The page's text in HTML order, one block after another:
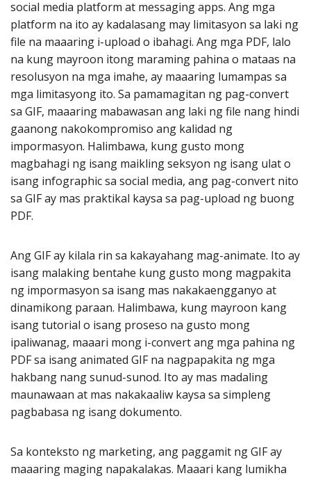
social media platform at messaging apps. Ang mga
platform na ito ay kadalasang may limitasyon sa laki ng
file na maaaring i-upload o ibahagi. Ang mga PDF, lalo
na kung mayroon itong maraming pahina o mataas na
resolusyon na mga imahe, ay maaaring lumampas sa
mga limitasyong ito. Sa pamamagitan ng pag-convert
sa GIF, maaaring mabawasan ang laki ng file nang hindi
gaanong nakokompromiso ang kalidad ng
impormasyon. Halimbawa, kung gusto mong
magbahagi ng isang maikling seksyon ng isang ulat o
isang infographic sa social media, ang pag-convert nito
sa GIF ay mas praktikal kaysa sa pag-upload ng buong
PDF.
Ang GIF ay kilala rin sa kakayahang mag-animate. Ito ay
isang malaking bentahe kung gusto mong magpakita
ng impormasyon sa isang mas nakakaengganyo at
dinamikong paraan. Halimbawa, kung mayroon kang
isang tutorial o isang proseso na gusto mong
ipaliwanag, maaari mong i-convert ang mga pahina ng
PDF sa isang animated GIF na nagpapakita ng mga
hakbang nang sunud-sunod. Ito ay mas madaling
maunawaan at mas nakakaaliw kaysa sa simpleng
pagbabasa ng isang dokumento.
Sa konteksto ng marketing, ang paggamit ng GIF ay
maaaring maging napakalakas. Maaari kang lumikha